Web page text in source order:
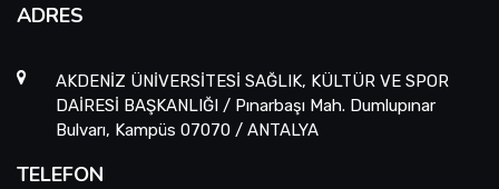
ADRES
AKDENİZ ÜNİVERSİTESİ SAĞLIK, KÜLTÜR VE SPOR
DAİRESİ BAŞKANLIĞI / Pınarbaşı Mah. Dumlupınar
Bulvarı, Kampüs 07070 / ANTALYA
TELEFON